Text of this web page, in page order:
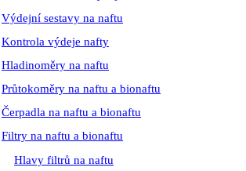
Výdejní sestavy na naftu
Kontrola výdeje nafty
Hladinoměry na naftu
Průtokoměry na naftu a bionaftu
Čerpadla na naftu a bionaftu
Filtry na naftu a bionaftu
Hlavy filtrů na naftu